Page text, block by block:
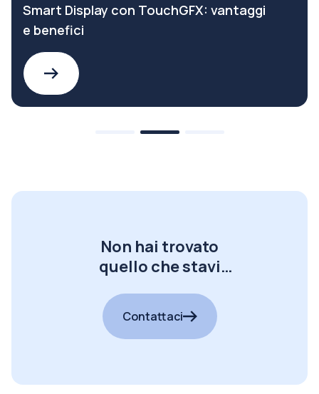
Smart Display con TouchGFX: vantaggi
e benefici
Non hai trovato
quello che stavi
Contattaci